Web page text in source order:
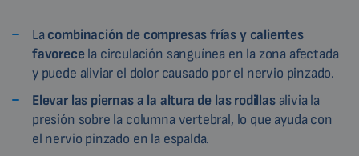
Lacombinación de compresas frías y calientes
favorecela circulación sanguínea en la zona afectada
y puede aliviar el dolor causado por el nervio pinzado.
Elevar las piernas a la altura de las rodillasalivia la
presión sobre la columna vertebral, lo que ayuda con
el nervio pinzado en la espalda.